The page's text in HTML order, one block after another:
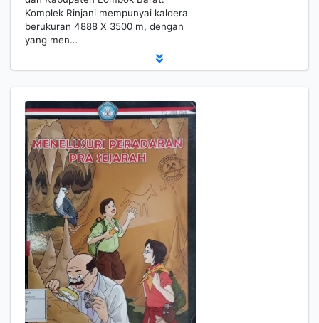
Komplek Rinjani mempunyai kaldera
berukuran 4888 X 3500 m, dengan
yang men…